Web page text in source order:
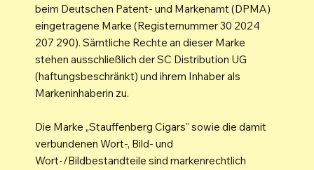
beim Deutschen Patent- und Markenamt (DPMA)
eingetragene Marke (Registernummer 30 2024
207 290). Sämtliche Rechte an dieser Marke
stehen ausschließlich der SC Distribution UG
(haftungsbeschränkt) und ihrem Inhaber als
Markeninhaberin zu.
Die Marke „Stauffenberg Cigars" sowie die damit
verbundenen Wort-, Bild- und
Wort-/Bildbestandteile sind markenrechtlich